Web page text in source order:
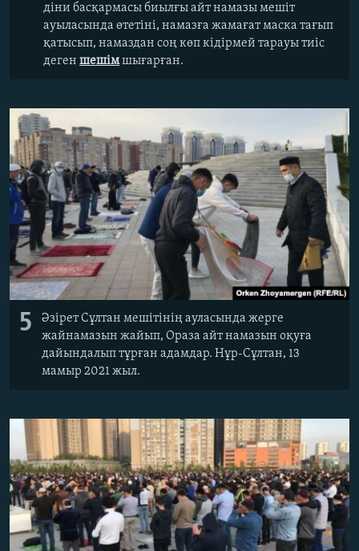
діни басқармасы биылғы айт намазы мешіт
ауыласында өтетіні, намазға жамағат маска тағып
қатысып, намаздан соң көп кідірмей тарауы тиіс
деген шешімшығарған.
5
Әзірет Сұлтан мешітінің ауласында жерге
жайнамазын жайып, Ораза айт намазын оқуға
дайындалып тұрған адамдар. Нұр-Сұлтан, 13
мамыр 2021 жыл.